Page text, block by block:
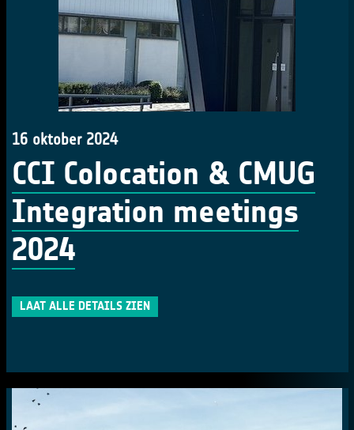
16 oktober 2024
CCI Colocation & CMUG
Integration meetings
2024
LAAT ALLE DETAILS ZIEN